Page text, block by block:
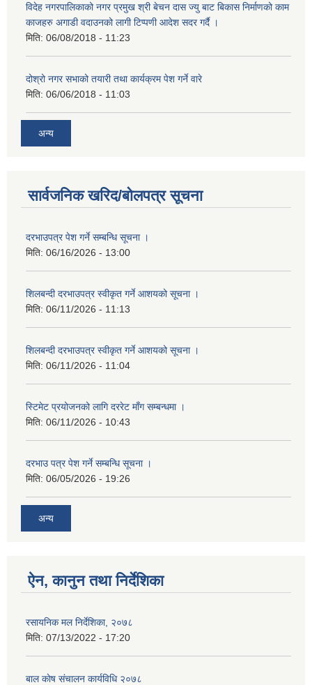
विदेह नगरपालिकाको नगर प्रमुख श्री बेचन दास ज्यु बाट बिकास निर्माणको काम
काजहरु अगाडी वदाउनको लागी टिप्पणी आदेश सदर गर्दै ।
मिति: 06/08/2018 - 11:23
दोश्रो नगर सभाको तयारी तथा कार्यक्रम पेश गर्ने वारे
मिति: 06/06/2018 - 11:03
अन्य
सार्वजनिक खरिद/बोलपत्र सूचना
दरभाउपत्र पेश गर्ने सम्बन्धि सूचना ।
मिति: 06/16/2026 - 13:00
शिलबन्दी दरभाउपत्र स्वीकृत गर्ने आशयको सूचना ।
मिति: 06/11/2026 - 11:13
शिलबन्दी दरभाउपत्र स्वीकृत गर्ने आशयको सूचना ।
मिति: 06/11/2026 - 11:04
स्टिमेट प्रयोजनको लागि दररेट माँग सम्बन्धमा ।
मिति: 06/11/2026 - 10:43
दरभाउ पत्र पेश गर्ने सम्बन्धि सूचना ।
मिति: 06/05/2026 - 19:26
अन्य
ऐन, कानुन तथा निर्देशिका
रसायनिक मल निर्देशिका, २०७८
मिति: 07/13/2022 - 17:20
बाल काेष संचालन कार्यविधि २०७८